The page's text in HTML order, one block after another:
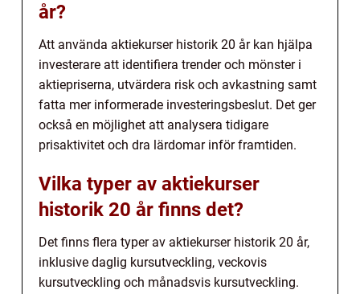
år?
Att använda aktiekurser historik 20 år kan hjälpa
investerare att identifiera trender och mönster i
aktiepriserna, utvärdera risk och avkastning samt
fatta mer informerade investeringsbeslut. Det ger
också en möjlighet att analysera tidigare
prisaktivitet och dra lärdomar inför framtiden.
Vilka typer av aktiekurser
historik 20 år finns det?
Det finns flera typer av aktiekurser historik 20 år,
inklusive daglig kursutveckling, veckovis
kursutveckling och månadsvis kursutveckling.